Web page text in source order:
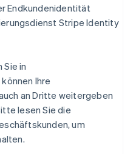
Endkundenidentität
Stripe Identity
in
Ihre
an Dritte weitergeben
lesen Sie die
um